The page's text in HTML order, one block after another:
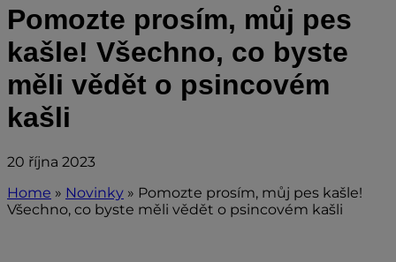
Pomozte prosím, můj pes
kašle! Všechno, co byste
měli vědět o psincovém
kašli
20 října 2023
Home » Novinky » Pomozte prosím, můj pes kašle!
Všechno, co byste měli vědět o psincovém kašli